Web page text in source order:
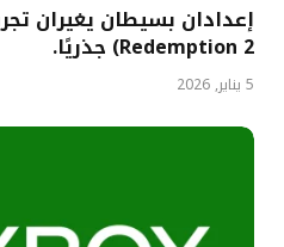
Redemption 2) جذريًا.
5 يناير, 2026